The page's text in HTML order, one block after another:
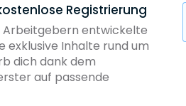
Registrierung
Arbeitgebern entwickelte
exklusive Inhalte rund um
dich dank dem
auf passende